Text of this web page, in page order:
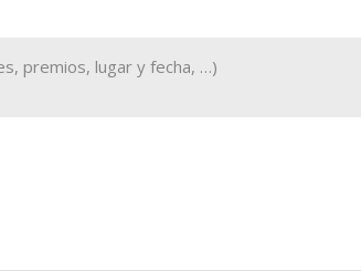
premios, lugar y fecha, …)